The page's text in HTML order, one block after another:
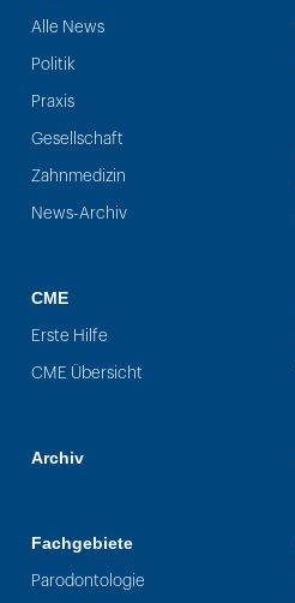
Alle News
Politik
Praxis
Gesellschaft
Zahnmedizin
News-Archiv
CME
Erste Hilfe
CME Übersicht
Archiv
Fachgebiete
Parodontologie